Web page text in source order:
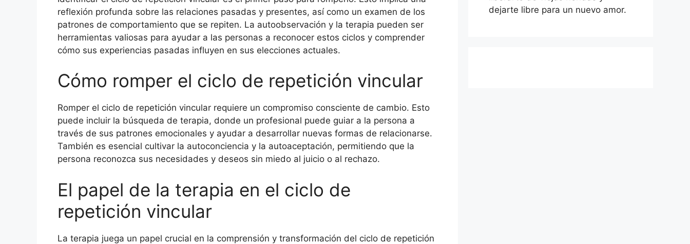
reflexión profunda sobre las relaciones pasadas y presentes, así como un examen de los
patrones de comportamiento que se repiten. La autoobservación y la terapia pueden ser
herramientas valiosas para ayudar a las personas a reconocer estos ciclos y comprender
cómo sus experiencias pasadas influyen en sus elecciones actuales.
Cómo romper el ciclo de repetición vincular
Romper el ciclo de repetición vincular requiere un compromiso consciente de cambio. Esto
puede incluir la búsqueda de terapia, donde un profesional puede guiar a la persona a
través de sus patrones emocionales y ayudar a desarrollar nuevas formas de relacionarse.
También es esencial cultivar la autoconciencia y la autoaceptación, permitiendo que la
persona reconozca sus necesidades y deseos sin miedo al juicio o al rechazo.
El papel de la terapia en el ciclo de
repetición vincular
La terapia juega un papel crucial en la comprensión y transformación del ciclo de repetición
dejarte libre para un nuevo amor.